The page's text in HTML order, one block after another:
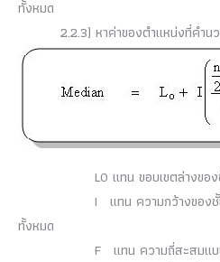
ทั้งหมด
2.2.3) หาค่าของตำแหน่งที่คำนว
L0 แทน ขอบเขตล่างของชั้
I แทน ความกว้างของชั้นมัธ
ทั้งหมด
F แทน ความถี่สะสมแบบน้อย